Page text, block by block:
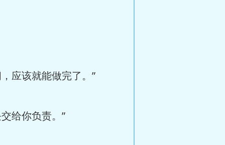
应该就能做完了。”
给你负责。”